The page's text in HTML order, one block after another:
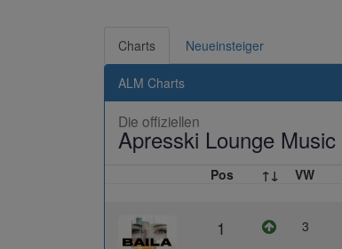
Charts Neueinsteiger
ALM Charts
Die offiziellen
Apresski Lounge Music
Pos ↑↓ VW
1 3